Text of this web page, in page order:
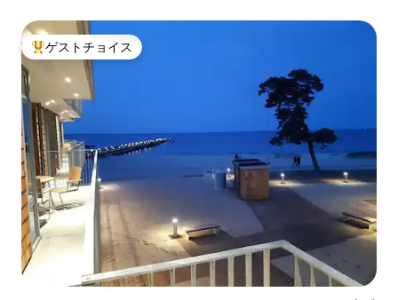
大好評のゲストチョイスです。
ゲストチョイス